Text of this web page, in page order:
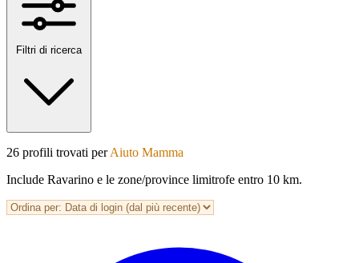
Filtri di ricerca
26 profili trovati perAiuto Mamma
Include Ravarino e le zone/province limitrofe entro 10 km.